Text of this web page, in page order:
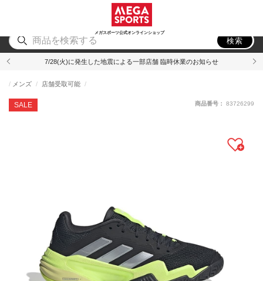
メガスポーツ公式オンラインショップ
アウトドア
検索
7/28(火)に発生した地震による一部店舗 臨時休業のお知らせ
SALE
メンズ 店舗受取可能
商品番号： 83726299